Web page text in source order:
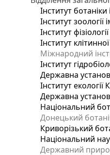
Інститут
Інститут
Інститут
Інститут
Міжнародний
Інститут
Державна
Інститут екології
Державна
Національний
Донецький
Криворізький
Національний
Державний